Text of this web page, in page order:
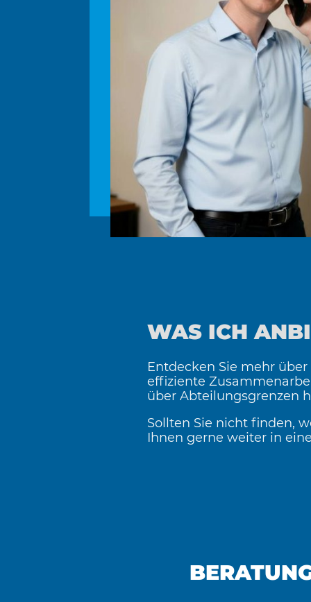
WAS ICH
Entdecken Sie mehr
effiziente
über Abteilungsgrenzen
Sollten Sie nicht finden,
Ihnen gerne weiter in